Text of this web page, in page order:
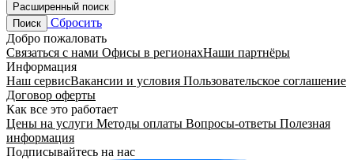
Расширенный поиск
Поиск
Сбросить
Добро пожаловать
Связаться с нами Офисы в регионахНаши партнёры
Информация
Наш сервисВакансии и условия Пользовательское соглашение
Договор оферты
Как все это работает
Цены на услуги Методы оплаты Вопросы-ответы Полезная
информация
Подписывайтесь на нас